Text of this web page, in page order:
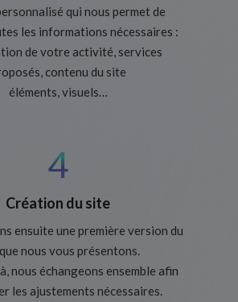
qui nous permet de
les informations nécessaires :
de votre activité, services
contenu du site
éléments, visuels…
4
Création du site
ensuite une première version du
nous vous présentons.
nous échangeons ensemble afin
les ajustements nécessaires.